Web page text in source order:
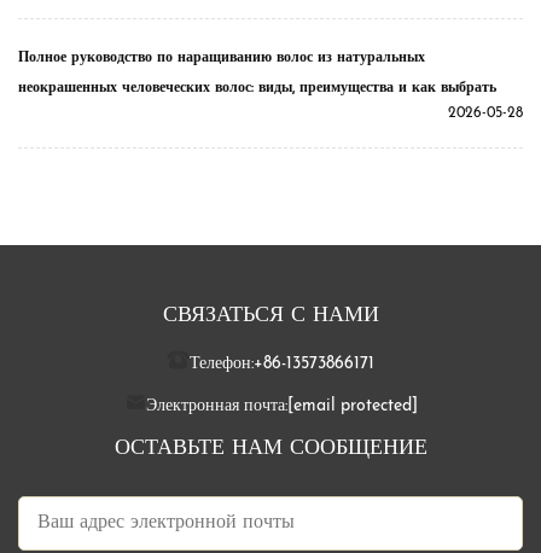
Полное руководство по наращиванию волос из натуральных
неокрашенных человеческих волос: виды, преимущества и как выбрать
2026-05-28
СВЯЗАТЬСЯ С НАМИ
Телефон:+86-13573866171
Электронная почта:[email protected]
ОСТАВЬТЕ НАМ СООБЩЕНИЕ